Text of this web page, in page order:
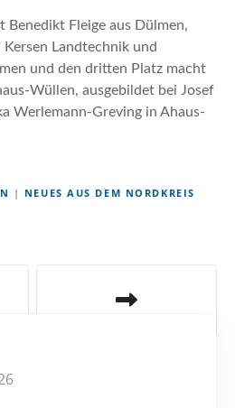
Benedikt Fleige aus Dülmen,
Landtechnik und
und den dritten Platz macht
Wüllen, ausgebildet bei Josef
Werlemann-Greving in Ahaus-
| NEUES AUS DEM NORDKREIS